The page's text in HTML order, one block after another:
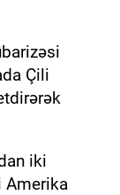
Çili
iki
Amerika